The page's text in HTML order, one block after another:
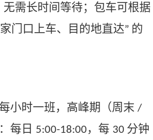
需长时间等待；包车可根据
家门口上车、目的地直达” 的
小时一班，高峰期（周末 /
每日 5:00-18:00 ，每 30 分钟